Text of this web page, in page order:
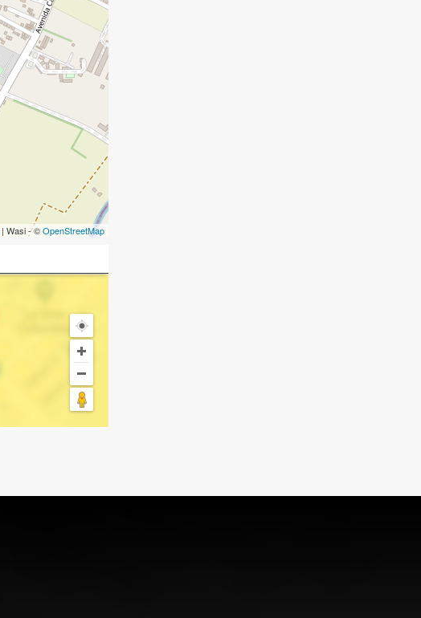
| Wasi - ©OpenStreetMap